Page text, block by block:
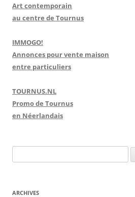
Art contemporain
au centre de Tournus
IMMOGO!
Annonces pour vente maison
entre particuliers
TOURNUS.NL
Promo de Tournus
en Néerlandais
e
ARCHIVES